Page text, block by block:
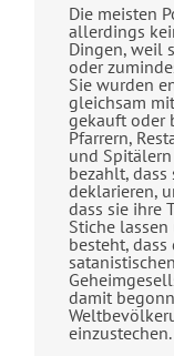
Die meisten
allerdings
Dingen, weil
oder
Sie wurden
gleichsam
gekauft oder
Pfarrern,
und
bezahlt,
deklarieren,
dass sie ihre
Stiche lassen
besteht,
damit
einzustechen.